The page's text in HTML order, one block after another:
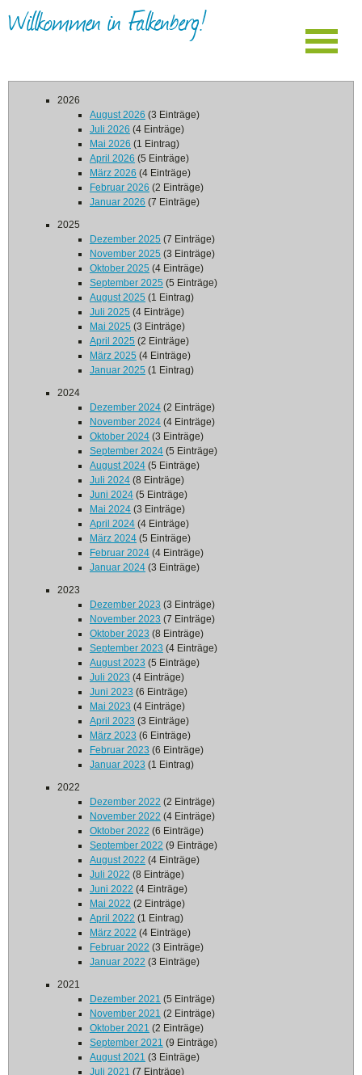
Willkommen in Falkenberg!
2026
August 2026 (3 Einträge)
Juli 2026 (4 Einträge)
Mai 2026 (1 Eintrag)
April 2026 (5 Einträge)
März 2026 (4 Einträge)
Februar 2026 (2 Einträge)
Januar 2026 (7 Einträge)
2025
Dezember 2025 (7 Einträge)
November 2025 (3 Einträge)
Oktober 2025 (4 Einträge)
September 2025 (5 Einträge)
August 2025 (1 Eintrag)
Juli 2025 (4 Einträge)
Mai 2025 (3 Einträge)
April 2025 (2 Einträge)
März 2025 (4 Einträge)
Januar 2025 (1 Eintrag)
2024
Dezember 2024 (2 Einträge)
November 2024 (4 Einträge)
Oktober 2024 (3 Einträge)
September 2024 (5 Einträge)
August 2024 (5 Einträge)
Juli 2024 (8 Einträge)
Juni 2024 (5 Einträge)
Mai 2024 (3 Einträge)
April 2024 (4 Einträge)
März 2024 (5 Einträge)
Februar 2024 (4 Einträge)
Januar 2024 (3 Einträge)
2023
Dezember 2023 (3 Einträge)
November 2023 (7 Einträge)
Oktober 2023 (8 Einträge)
September 2023 (4 Einträge)
August 2023 (5 Einträge)
Juli 2023 (4 Einträge)
Juni 2023 (6 Einträge)
Mai 2023 (4 Einträge)
April 2023 (3 Einträge)
März 2023 (6 Einträge)
Februar 2023 (6 Einträge)
Januar 2023 (1 Eintrag)
2022
Dezember 2022 (2 Einträge)
November 2022 (4 Einträge)
Oktober 2022 (6 Einträge)
September 2022 (9 Einträge)
August 2022 (4 Einträge)
Juli 2022 (8 Einträge)
Juni 2022 (4 Einträge)
Mai 2022 (2 Einträge)
April 2022 (1 Eintrag)
März 2022 (4 Einträge)
Februar 2022 (3 Einträge)
Januar 2022 (3 Einträge)
2021
Dezember 2021 (5 Einträge)
November 2021 (2 Einträge)
Oktober 2021 (2 Einträge)
September 2021 (9 Einträge)
August 2021 (3 Einträge)
Juli 2021 (7 Einträge)